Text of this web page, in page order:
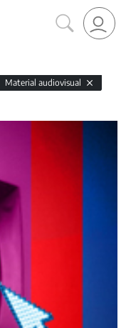
Material audiovisual